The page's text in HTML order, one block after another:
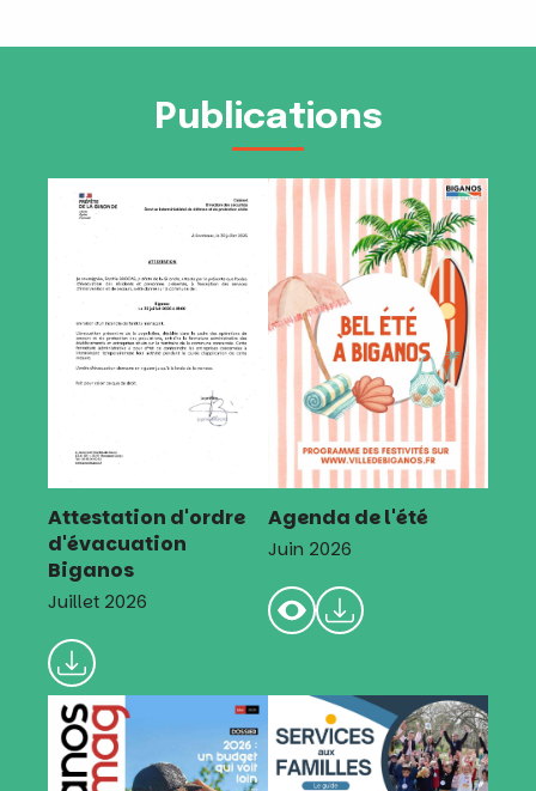
Publications
Attestation d'ordre
d'évacuation
Biganos
Juillet 2026
Agenda de l'été
Juin 2026